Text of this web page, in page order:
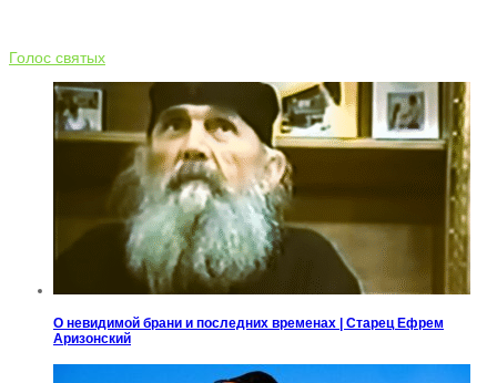
Голос святых
О невидимой брани и последних временах | Старец Ефрем
Аризонский